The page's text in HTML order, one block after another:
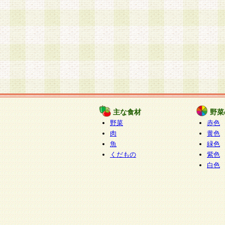
主な食材
野菜
肉
魚
くだもの
野
赤色
黄色
緑色
紫色
白色